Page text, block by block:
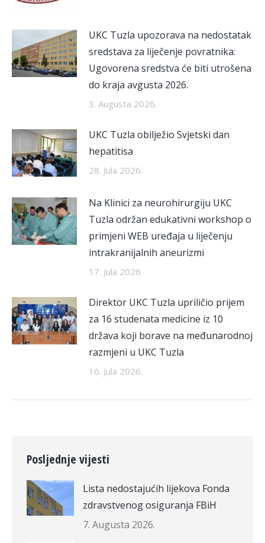
UKC Tuzla upozorava na nedostatak
sredstava za liječenje povratnika:
Ugovorena sredstva će biti utrošena
do kraja avgusta 2026.
3. Augusta 2026.
UKC Tuzla obilježio Svjetski dan
hepatitisa
28. Jula 2026.
Na Klinici za neurohirurgiju UKC
Tuzla održan edukativni workshop o
primjeni WEB uređaja u liječenju
intrakranijalnih aneurizmi
17. Jula 2026.
Direktor UKC Tuzla upriličio prijem
za 16 studenata medicine iz 10
država koji borave na međunarodnoj
razmjeni u UKC Tuzla
16. Jula 2026.
Posljednje vijesti
Lista nedostajućih lijekova Fonda
zdravstvenog osiguranja FBiH
7. Augusta 2026.